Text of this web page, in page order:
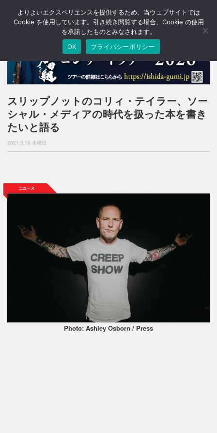
T
o
a
v
a
n
スリップノットのコリィ・テイラー、ソー
シャル・メディアの時代を扱った本を書き
たいと語る
2021.3.10 水曜日
Photo: Ashley Osborn / Press
よりよいエクスペリエンスを提供するため、当ウェブサイトでは
Cookie を使用しています。引き続き閲覧する場合、Cookie の使用
を承諾したものとみなされます。
OK
プライバシーポリシー